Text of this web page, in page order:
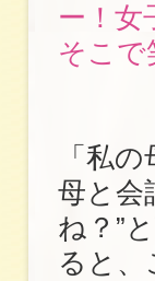
ー！女
そこで
「私
母と会
ね？”
ると